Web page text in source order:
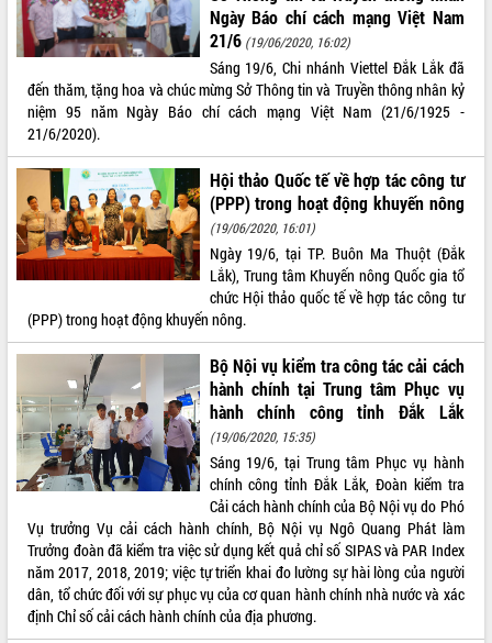
VIDEO
Khám bệnh, cấp phát thuốc miễn phí
và tặng quà người dân xã Cư Pui
Hội nghị UBND tỉnh Đắk Lắk thường kỳ
tháng 7/2026
Lễ truy tặng danh hiệu “Bà Mẹ Việt
Nam Anh hùng” và trao Huân chương
UBND tỉnh Đắk Lắk triển khai nhiệm
vụ 6 tháng cuối năm 2026
Kỳ họp thứ Hai, Hội đồng nhân dân
tỉnh khóa XI quyết nghị nhiều nội dung
quan trọng
ALBUM ẢNH
Ngày Báo chí cách mạng Việt Nam
21/6 (19/06/2020, 16:02)
Sáng 19/6, Chi nhánh Viettel Đắk Lắk đã
đến thăm, tặng hoa và chúc mừng Sở Thông tin và Truyền thông nhân kỷ
niệm 95 năm Ngày Báo chí cách mạng Việt Nam (21/6/1925 -
21/6/2020).
Hội thảo Quốc tế về hợp tác công tư
(PPP) trong hoạt động khuyến nông
(19/06/2020, 16:01)
Ngày 19/6, tại TP. Buôn Ma Thuột (Đắk
Lắk), Trung tâm Khuyến nông Quốc gia tổ
chức Hội thảo quốc tế về hợp tác công tư
(PPP) trong hoạt động khuyến nông.
Bộ Nội vụ kiểm tra công tác cải cách
hành chính tại Trung tâm Phục vụ
hành chính công tỉnh Đắk Lắk
(19/06/2020, 15:35)
Sáng 19/6, tại Trung tâm Phục vụ hành
chính công tỉnh Đắk Lắk, Đoàn kiểm tra
Cải cách hành chính của Bộ Nội vụ do Phó
Vụ trưởng Vụ cải cách hành chính, Bộ Nội vụ Ngô Quang Phát làm
Trưởng đoàn đã kiểm tra việc sử dụng kết quả chỉ số SIPAS và PAR Index
năm 2017, 2018, 2019; việc tự triển khai đo lường sự hài lòng của người
dân, tổ chức đối với sự phục vụ của cơ quan hành chính nhà nước và xác
định Chỉ số cải cách hành chính của địa phương.